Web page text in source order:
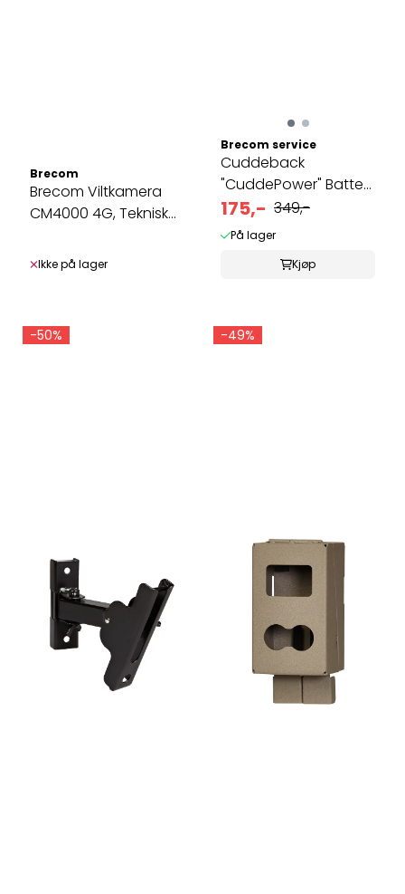
Brecom
Brecom Viltkamera
CM4000 4G, Teknisk
Ikke på lager
Brecom service
Cuddeback
"CuddePower" Batteri
kasse
175,- 349,-
På lager
Kjøp
-50% -49%